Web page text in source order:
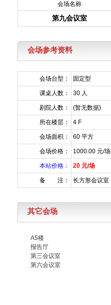
会场名称
第九会议室
会场参考资料
会场台型： 固定型
课桌人数： 30 人
剧院人数： (暂无数据)
所在楼层： 4 F
会场面积： 60 平方
会场价格： 1000.00 元/场
本站价格： 20 元/场
备 注： 长方形会议室
其它会场
A5楼
报告厅
第三会议室
第六会议室